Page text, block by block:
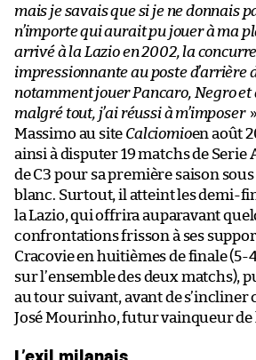
mais je savais que si je ne donnais
n’importe qui aurait pu jouer à ma
arrivé à la Lazio en 2002, la
impressionnante au poste d’arrière
notamment jouer Pancaro, Negro et
malgré tout, j’ai réussi à m’imposer»
Massimo au site Calciomioen août
ainsi à disputer 19 matchs de Serie
de C3 pour sa première saison
blanc. Surtout, il atteint les demi-
la Lazio, qui offrira auparavant
confrontations frisson à ses
Cracovie en huitièmes de finale (5-
sur l’ensemble des deux matchs),
au tour suivant, avant de s’incliner
José Mourinho, futur vainqueur de